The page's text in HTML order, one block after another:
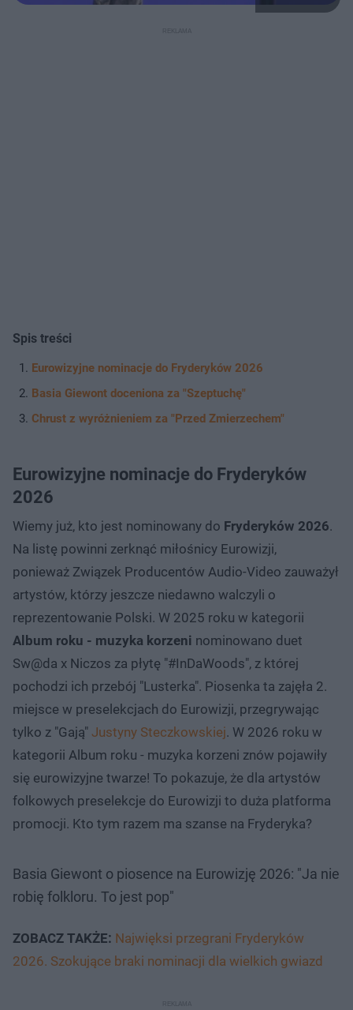
Spis treści
Eurowizyjne nominacje do Fryderyków 2026
Basia Giewont doceniona za "Szeptuchę"
Chrust z wyróżnieniem za "Przed Zmierzechem"
Eurowizyjne nominacje do Fryderyków
2026
Wiemy już, kto jest nominowany do Fryderyków 2026.
Na listę powinni zerknąć miłośnicy Eurowizji,
ponieważ Związek Producentów Audio-Video zauważył
artystów, którzy jeszcze niedawno walczyli o
reprezentowanie Polski. W 2025 roku w kategorii
Album roku - muzyka korzeni nominowano duet
Sw@da x Niczos za płytę "#InDaWoods", z której
pochodzi ich przebój "Lusterka". Piosenka ta zajęła 2.
miejsce w preselekcjach do Eurowizji, przegrywając
tylko z "Gają" Justyny Steczkowskiej. W 2026 roku w
kategorii Album roku - muzyka korzeni znów pojawiły
się eurowizyjne twarze! To pokazuje, że dla artystów
folkowych preselekcje do Eurowizji to duża platforma
promocji. Kto tym razem ma szanse na Fryderyka?
Basia Giewont o piosence na Eurowizję 2026: "Ja nie
robię folkloru. To jest pop"
ZOBACZ TAKŻE: Najwięksi przegrani Fryderyków
2026. Szokujące braki nominacji dla wielkich gwiazd